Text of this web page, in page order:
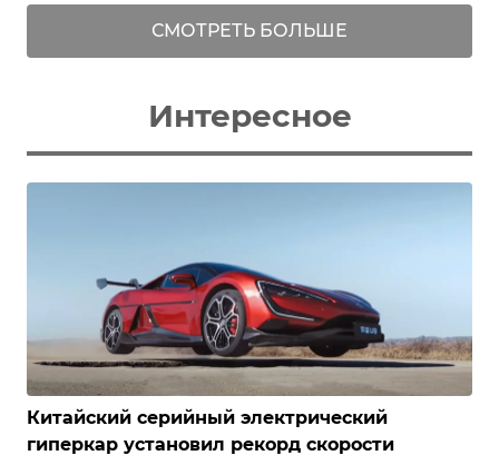
СМОТРЕТЬ БОЛЬШЕ
Интересное
Китайский серийный электрический
гиперкар установил рекорд скорости